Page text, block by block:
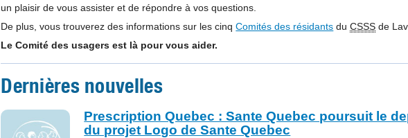
un plaisir de vous assister et de répondre à vos questions.
De plus, vous trouverez des informations sur les cinqComités des résidants duCSSS de
Le Comité des usagers est là pour vous aider.
Dernières nouvelles
Prescription Quebec : Sante Quebec poursuit le
du projet Logo de Sante Quebec